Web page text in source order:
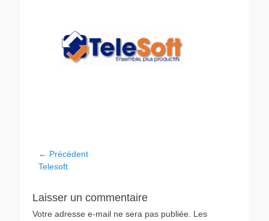
← Précédent
Telesoft
Laisser un commentaire
Votre adresse e-mail ne sera pas publiée.
Les